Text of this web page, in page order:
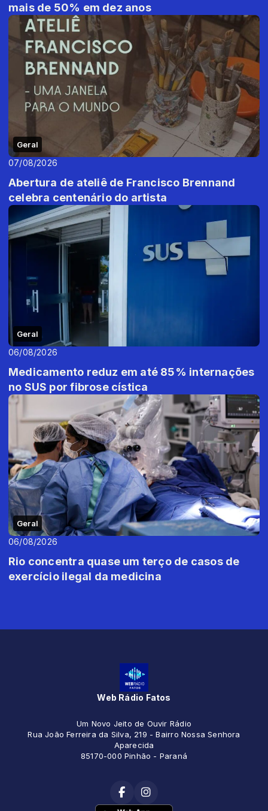
mais de 50% em dez anos
Geral
07/08/2026
Abertura de ateliê de Francisco Brennand
celebra centenário do artista
Geral
06/08/2026
Medicamento reduz em até 85% internações
no SUS por fibrose cística
Geral
06/08/2026
Rio concentra quase um terço de casos de
exercício ilegal da medicina
Web Rádio Fatos
Um Novo Jeito de Ouvir Rádio
Rua João Ferreira da Silva, 219 - Bairro Nossa Senhora
Aparecida
85170-000 Pinhão - Paraná